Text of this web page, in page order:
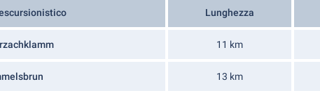
Lunghezza
11 km
13 km